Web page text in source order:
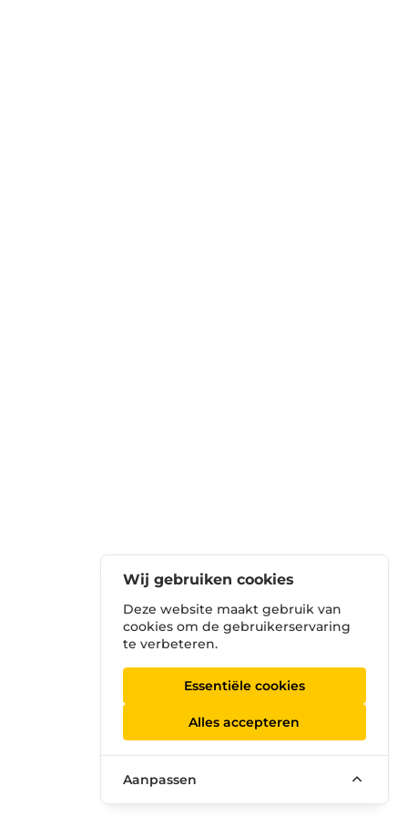
Wij gebruiken cookies
Deze website maakt gebruik van
cookies om de gebruikerservaring
te verbeteren.
Essentiële cookies
Alles accepteren
Aanpassen